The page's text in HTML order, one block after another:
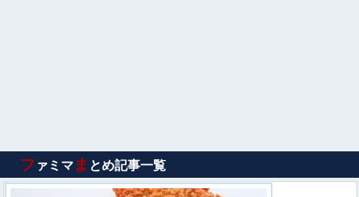
フ ァミマ ま とめ記事一覧